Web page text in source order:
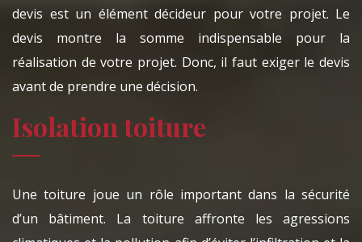
devis est un élément décideur pour votre projet. Le
devis montre la somme indispensable pour la
réalisation de votre projet. Donc, il faut exiger le devis
avant de prendre une décision.
Isolation toiture
Une toiture joue un rôle important dans la sécurité
d’un bâtiment. La toiture affronte les agressions